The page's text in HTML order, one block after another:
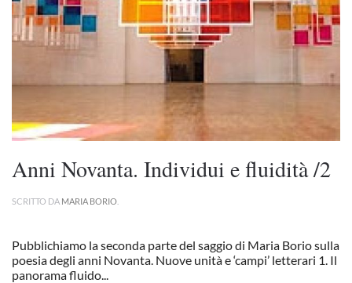
Anni Novanta. Individui e fluidità /2
SCRITTO DA MARIA BORIO
Pubblichiamo la seconda parte del saggio di Maria Borio sulla
poesia degli anni Novanta. Nuove unità e ‘campi’ letterari 1. Il
panorama fluido...